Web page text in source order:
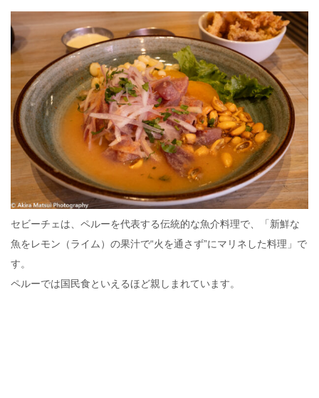
セビーチェは、ペルーを代表する伝統的な魚介料理で、「新鮮な
魚をレモン（ライム）の果汁で“火を通さず”にマリネした料理」で
す。
ペルーでは国民食といえるほど親しまれています。